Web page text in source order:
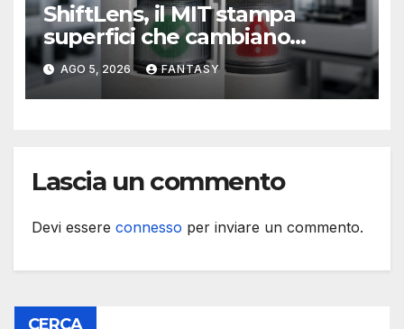
ShiftLens, il MIT stampa
superfici che cambiano
immagine senza elettronica
AGO 5, 2026 FANTASY
Lascia un commento
Devi essere connesso per inviare un commento.
CERCA